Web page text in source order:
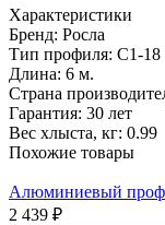
Характеристики
Бренд: Росла
Тип профиля: С1-18
Длина: 6 м.
Страна
Гарантия: 30 лет
Вес хлыста, кг: 0.99
Похожие товары
Алюминиевый
2 439 ₽